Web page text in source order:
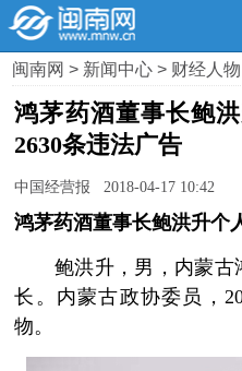
闽南网> 新闻中心> 财经人
鸿茅药酒董事长鲍
2630条违法广告
中国经营报 2018-04-17 10:42
鸿茅药酒董事长鲍洪升个
鲍洪升，男，内蒙古
长。内蒙古政协委员，
物。